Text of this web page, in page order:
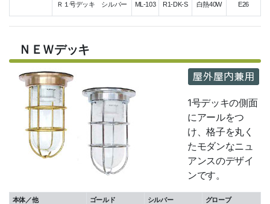
Ｒ１号デッキ シルバー ML-103 R1-DK-S 白熱40W E26
ＮＥＷデッキ
1号デッキの側面
にアールをつ
け、格子を丸く
たモダンなニュ
アンスのデザイ
ンです。
本体／他 ゴールド シルバー グローブ